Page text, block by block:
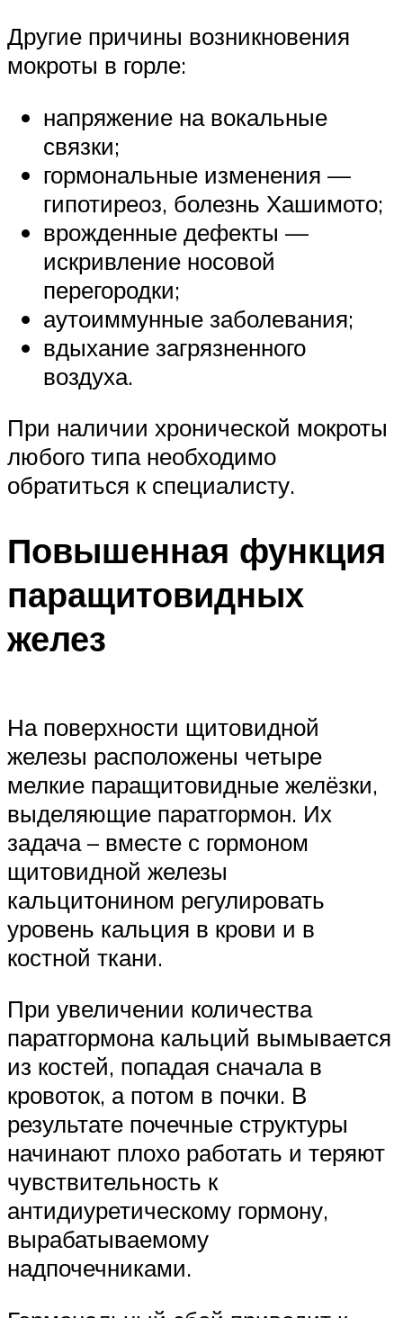
Другие причины возникновения
мокроты в горле:
напряжение на вокальные
связки;
гормональные изменения —
гипотиреоз, болезнь Хашимото;
врожденные дефекты —
искривление носовой
перегородки;
аутоиммунные заболевания;
вдыхание загрязненного
воздуха.
При наличии хронической мокроты
любого типа необходимо
обратиться к специалисту.
Повышенная функция
паращитовидных
желез
На поверхности щитовидной
железы расположены четыре
мелкие паращитовидные желёзки,
выделяющие паратгормон. Их
задача – вместе с гормоном
щитовидной железы
кальцитонином регулировать
уровень кальция в крови и в
костной ткани.
При увеличении количества
паратгормона кальций вымывается
из костей, попадая сначала в
кровоток, а потом в почки. В
результате почечные структуры
начинают плохо работать и теряют
чувствительность к
антидиуретическому гормону,
вырабатываемому
надпочечниками.